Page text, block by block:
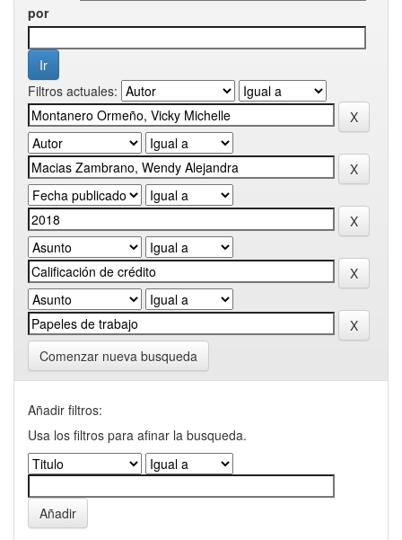
por
Filtros actuales:
Comenzar nueva busqueda
Añadir filtros:
Usa los filtros para afinar la busqueda.